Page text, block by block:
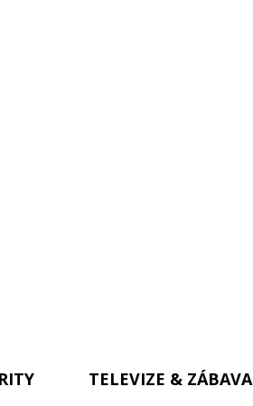
TELEVIZE & ZÁBAVA